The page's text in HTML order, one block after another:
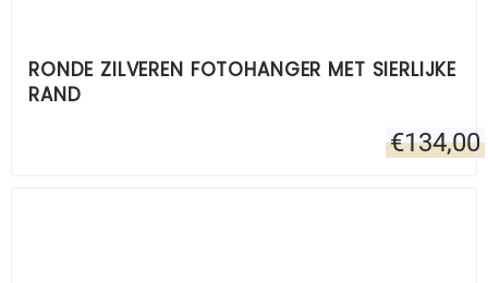
RONDE ZILVEREN FOTOHANGER MET SIERLIJKE
RAND
€134,00